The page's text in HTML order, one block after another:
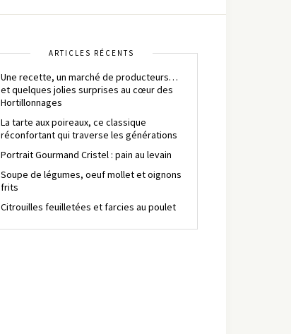
ARTICLES RÉCENTS
Une recette, un marché de producteurs…
et quelques jolies surprises au cœur des
Hortillonnages
La tarte aux poireaux, ce classique
réconfortant qui traverse les générations
Portrait Gourmand Cristel : pain au levain
Soupe de légumes, oeuf mollet et oignons
frits
Citrouilles feuilletées et farcies au poulet